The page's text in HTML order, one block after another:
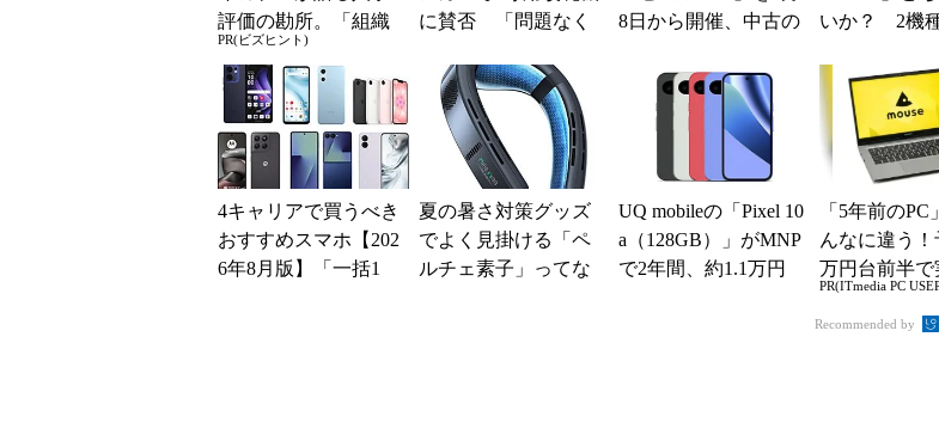
評価の勘所。「組織
を腐らせるNG評価」
とは？
PR(ビズヒント)
に賛否 「問題なく
系ICの方がスムー...
8日から開催、中古の
得に
いか？ 2機
ッ...
4キャリアで買うべき
おすすめスマホ【202
6年8月版】「一括1
夏の暑さ対策グッズ
でよく見掛ける「ペ
ルチェ素子」ってな
UQ mobileの「Pixel 10
a（128GB）」がMNP
で2年間、約1.1万円
「5年前のPC
んなに違う！
万円台前半で
る快適PCライ
PR(ITmedia PC
Recommended by